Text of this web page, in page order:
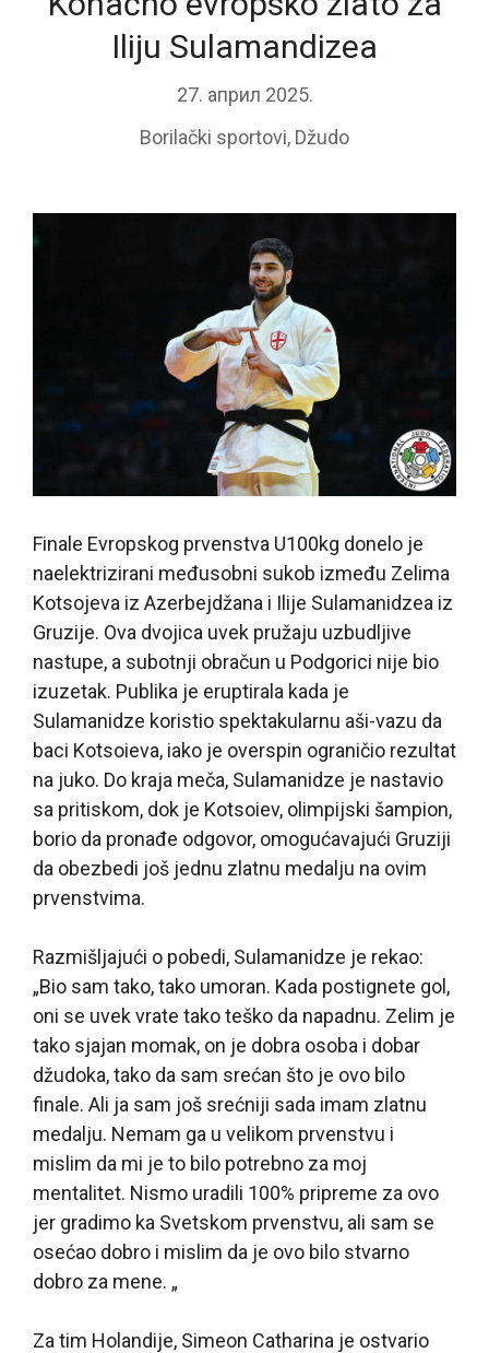
Iliju Sulamandizea
27. април 2025.
Borilački sportovi, Džudo
Finale Evropskog prvenstva U100kg donelo je
naelektrizirani međusobni sukob između Zelima
Kotsojeva iz Azerbejdžana i Ilije Sulamanidzea iz
Gruzije. Ova dvojica uvek pružaju uzbudljive
nastupe, a subotnji obračun u Podgorici nije bio
izuzetak. Publika je eruptirala kada je
Sulamanidze koristio spektakularnu aši-vazu da
baci Kotsoieva, iako je overspin ograničio rezultat
na juko. Do kraja meča, Sulamanidze je nastavio
sa pritiskom, dok je Kotsoiev, olimpijski šampion,
borio da pronađe odgovor, omogućavajući Gruziji
da obezbedi još jednu zlatnu medalju na ovim
prvenstvima.
Razmišljajući o pobedi, Sulamanidze je rekao:
„Bio sam tako, tako umoran. Kada postignete gol,
oni se uvek vrate tako teško da napadnu. Zelim je
tako sjajan momak, on je dobra osoba i dobar
džudoka, tako da sam srećan što je ovo bilo
finale. Ali ja sam još srećniji sada imam zlatnu
medalju. Nemam ga u velikom prvenstvu i
mislim da mi je to bilo potrebno za moj
mentalitet. Nismo uradili 100% pripreme za ovo
jer gradimo ka Svetskom prvenstvu, ali sam se
osećao dobro i mislim da je ovo bilo stvarno
dobro za mene. „
Za tim Holandije, Simeon Catharina je ostvario